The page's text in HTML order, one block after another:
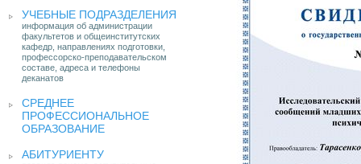
УЧЕБНЫЕ ПОДРАЗДЕЛЕНИЯ
информация об администрации
факультетов и общеинститутских
кафедр, направлениях подготовки,
профессорско-преподавательском
составе, адреса и телефоны
деканатов
СРЕДНЕЕ
ПРОФЕССИОНАЛЬНОЕ
ОБРАЗОВАНИЕ
АБИТУРИЕНТУ